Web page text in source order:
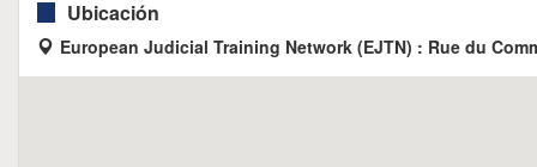
Ubicación
European Judicial Training Network (EJTN) : Rue du